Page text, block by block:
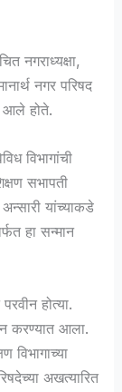
नगराध्यक्षा,
नगर परिषद
आले होते.
विभागांची
सभापती
यांच्याकडे
हा सन्मान
होत्या.
करण्यात आला.
विभागाच्या
अखत्यारित